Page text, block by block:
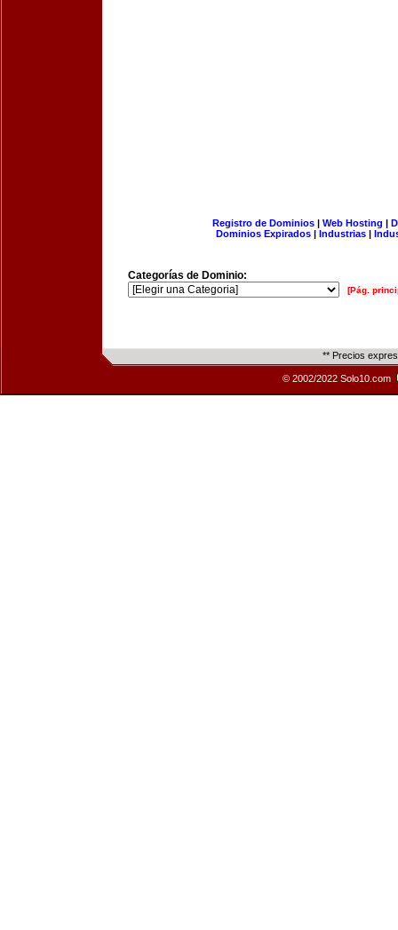
Registro de Dominios| Web Hosting |
Dominios Expirados | Industrias |
Categorías de Dominio:
[Pág.
** Precios
© 2002/2022 Solo10.com